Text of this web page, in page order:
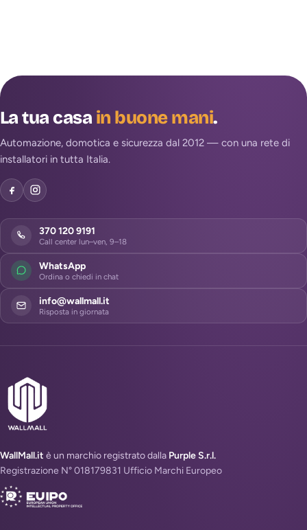
La tua casain buone mani.
Automazione, domotica e sicurezza dal 2012 — con una rete di
installatori in tutta Italia.
370 120 9191
Call center lun–ven, 9–18
WhatsApp
Ordina o chiedi in chat
info@wallmall.it
Risposta in giornata
WallMall.it è un marchio registrato dalla Purple S.r.l.
Registrazione N° 018179831 Ufficio Marchi Europeo